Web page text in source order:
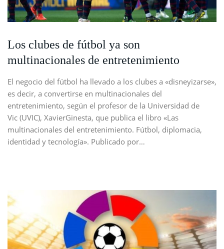
Los clubes de fútbol ya son
multinacionales de entretenimiento
El negocio del fútbol ha llevado a los clubes a «disneyizarse»,
es decir, a convertirse en multinacionales del
entretenimiento, según el profesor de la Universidad de
Vic (UVIC), XavierGinesta, que publica el libro «Las
multinacionales del entretenimiento. Fútbol, ​​diplomacia,
identidad y tecnología». Publicado por…